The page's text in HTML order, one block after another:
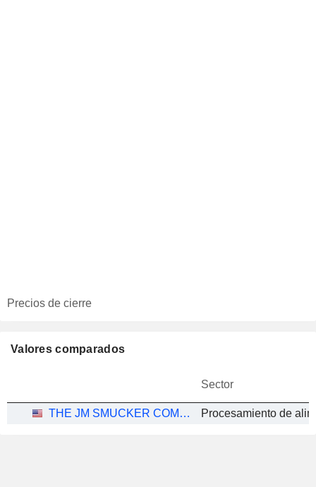
Precios de cierre
Valores comparados
Sector
THE JM SMUCKER COMPANY